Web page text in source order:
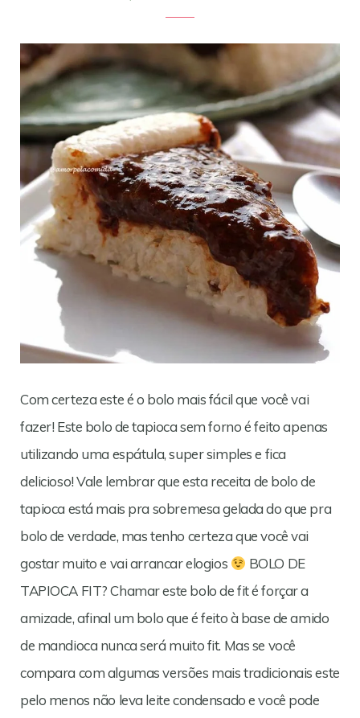
Com certeza este é o bolo mais fácil que você vai
fazer! Este bolo de tapioca sem forno é feito apenas
utilizando uma espátula, super simples e fica
delicioso! Vale lembrar que esta receita de bolo de
tapioca está mais pra sobremesa gelada do que pra
bolo de verdade, mas tenho certeza que você vai
gostar muito e vai arrancar elogios
BOLO DE
TAPIOCA FIT? Chamar este bolo de fit é forçar a
amizade, afinal um bolo que é feito à base de amido
de mandioca nunca será muito fit. Mas se você
compara com algumas versões mais tradicionais este
pelo menos não leva leite condensado e você pode